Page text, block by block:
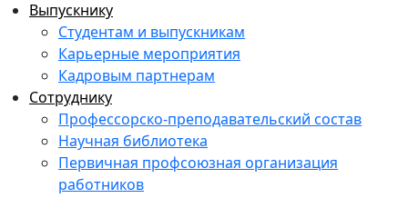
Выпускнику
Студентам и выпускникам
Карьерные мероприятия
Кадровым партнерам
Сотруднику
Профессорско-преподавательский состав
Научная библиотека
Первичная профсоюзная организация
работников